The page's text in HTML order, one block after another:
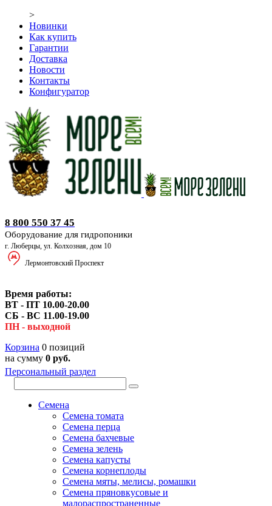
>
Новинки
Как купить
Гарантии
Доставка
Новости
Контакты
Конфигуратор
8 800 550 37 45
Оборудование для гидропоники
г. Люберцы, ул. Колхозная, дом 10
Лермонтовский Проспект
Время работы:
ВТ - ПТ 10.00-20.00
СБ - ВС 11.00-19.00
ПН - выходной
Корзина 0 позиций
на сумму 0 руб.
Персональный раздел
Семена
Семена томата
Семена перца
Семена бахчевые
Семена зелень
Семена капусты
Семена корнеплоды
Семена мяты, мелисы, ромашки
Семена пряновкусовые и
малораспространенные